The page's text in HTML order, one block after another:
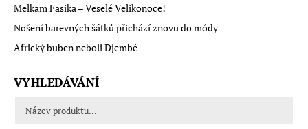
Melkam Fasika – Veselé Velikonoce!
Nošení barevných šátků přichází znovu do módy
Africký buben neboli Djembé
VYHLEDÁVÁNÍ